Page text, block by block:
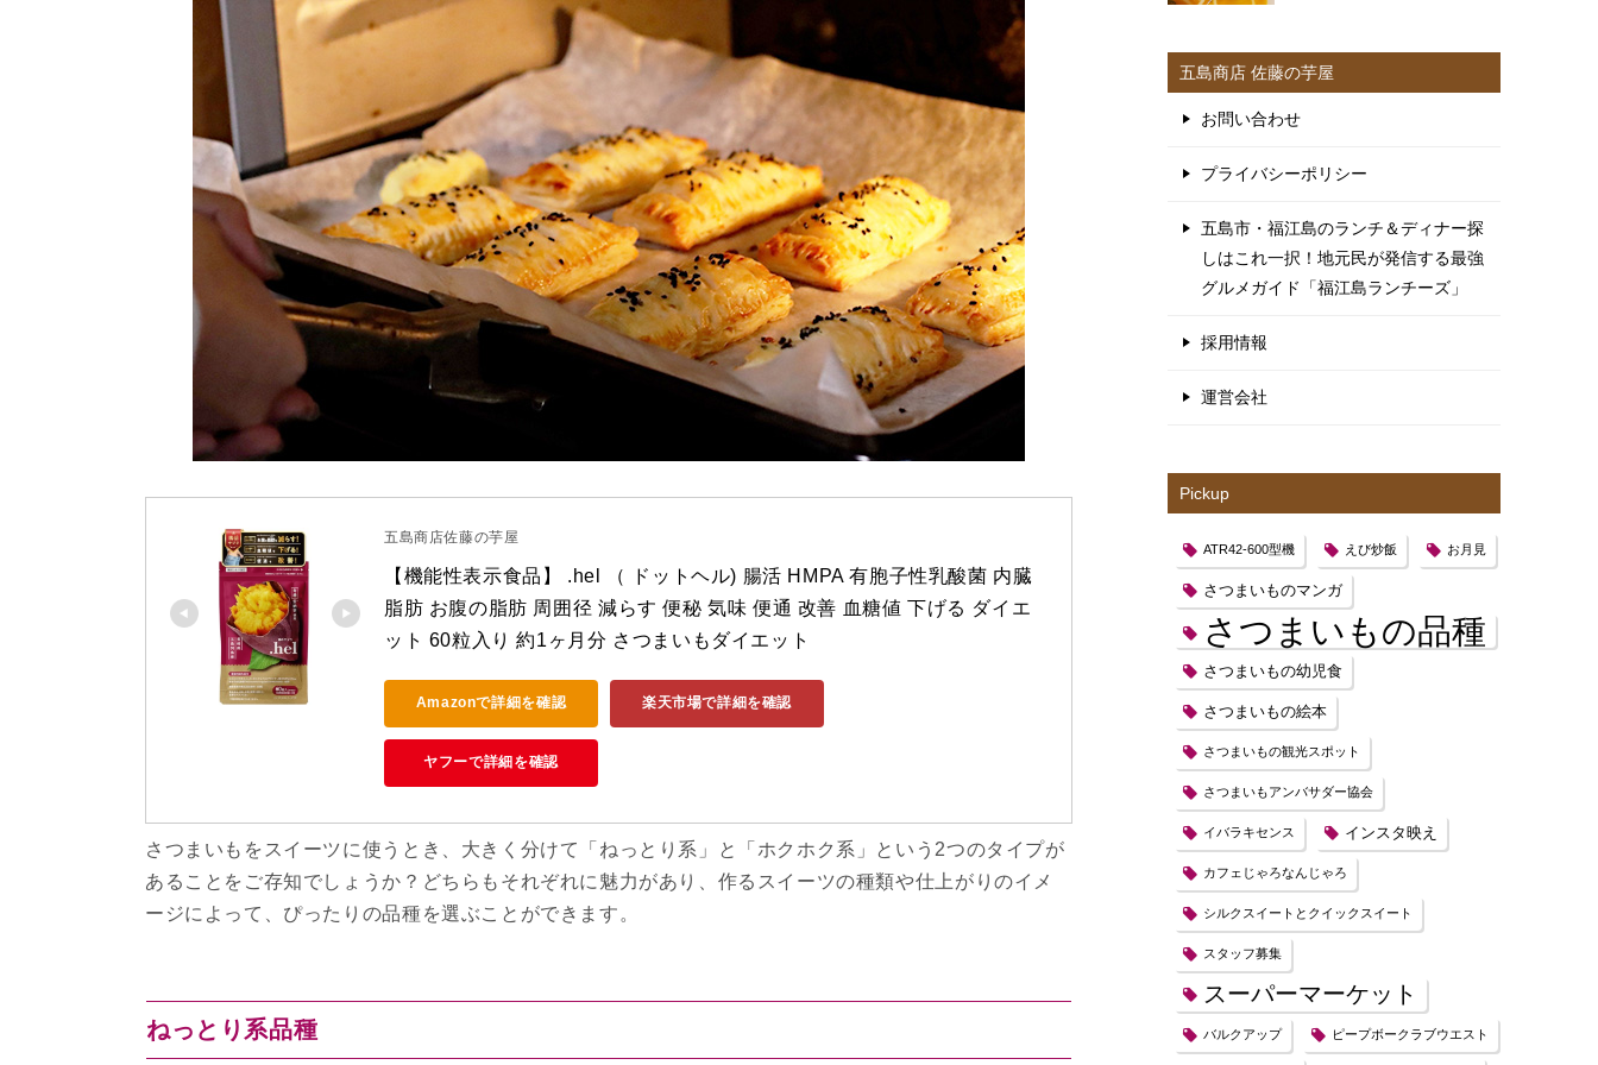
五島商店佐藤の芋屋
【機能性表示食品】 .hel （ ドットヘル) 腸活 HMPA 有胞子性乳酸菌 内臓
脂肪 お腹の脂肪 周囲径 減らす 便秘 気味 便通 改善 血糖値 下げる ダイエ
ット 60粒入り 約1ヶ月分 さつまいもダイエット
Amazonで詳細を確認 楽天市場で詳細を確認
ヤフーで詳細を確認
さつまいもをスイーツに使うとき、大きく分けて「ねっとり系」と「ホクホク系」という2つのタイプが
あることをご存知でしょうか？どちらもそれぞれに魅力があり、作るスイーツの種類や仕上がりのイメ
ージによって、ぴったりの品種を選ぶことができます。
ねっとり系品種
五島商店 佐藤の芋屋
お問い合わせ
プライバシーポリシー
五島市・福江島のランチ＆ディナー探
しはこれ一択！地元民が発信する最強
グルメガイド「福江島ランチーズ」
採用情報
運営会社
Pickup
ATR42-600型機 えび炒飯 お月見
さつまいものマンガ
さつまいもの品種
さつまいもの幼児食
さつまいもの絵本
さつまいもの観光スポット
さつまいもアンバサダー協会
イバラキセンス インスタ映え
カフェじゃろなんじゃろ
シルクスイートとクイックスイート
スタッフ募集
スーパーマーケット
バルクアップ ピープボークラブウエスト